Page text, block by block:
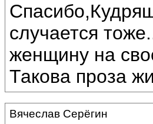
случается
женщину на
Такова проза
Вячеслав Серёгин